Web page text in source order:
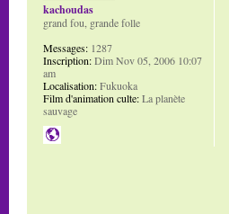
kachoudas
grand fou, grande folle
Messages: 1287
Inscription:Dim Nov 05, 2006 10:07
am
Localisation:Fukuoka
Film d'animation culte:La planète
sauvage